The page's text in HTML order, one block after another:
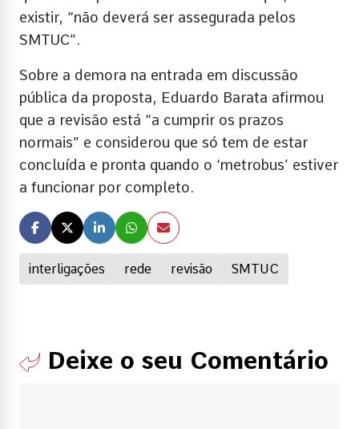
interligações rede revisão SMTUC
existir, “não deverá ser assegurada pelos
SMTUC”.
Sobre a demora na entrada em discussão
pública da proposta, Eduardo Barata afirmou
que a revisão está “a cumprir os prazos
normais” e considerou que só tem de estar
concluída e pronta quando o ‘metrobus’ estiver
a funcionar por completo.
Deixe o seu Comentário